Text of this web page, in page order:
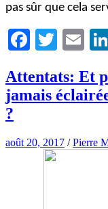
pas sûr que cela
Facebook
Twitter
Attentats: Et
jamais
?
août 20, 2017 /Pierre